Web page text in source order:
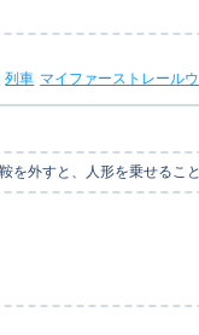
列車 マイファーストレール
外すと、人形を乗せること